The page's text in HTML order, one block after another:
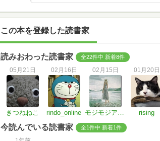
この本を登録した読書家
読みおわった読書家 全22件中 新着8件
05月21日
きつねねこ
02月16日
rindo_online
02月15日
モジモジアニキ🏳️‍🌈🏳️‍⚧️🍉
01月20日
rising
今読んでいる読書家 全1件中 新着1件